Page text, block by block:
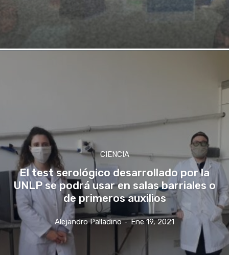
CIENCIA
El test serológico desarrollado por la
UNLP se podrá usar en salas barriales o
de primeros auxilios
Alejandro Palladino - Ene 19, 2021